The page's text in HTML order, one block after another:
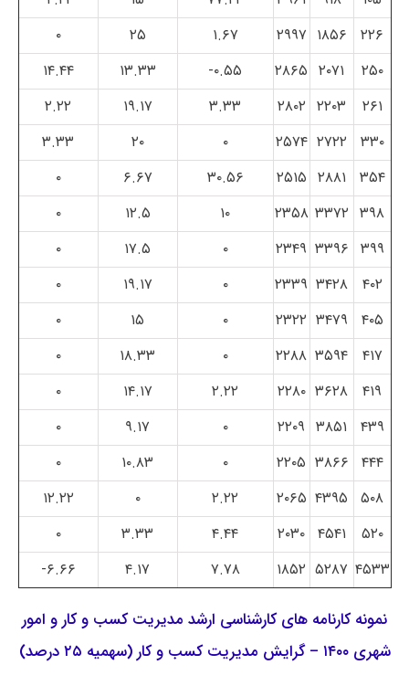
۲۲۶
۱۸۵۶ ۲۹۹۷ ۱.۶۷ ۲۵
۰
۲۵۰
۲۰۷۱ ۲۸۶۵ ۰.۵۵- ۱۳.۳۳
۱۴.۴۴
۲۶۱
۲۲۰۳ ۲۸۰۲ ۳.۳۳ ۱۹.۱۷
۲.۲۲
۳۳۰
۲۷۲۲ ۲۵۷۴ ۰ ۲۰
۳.۳۳
۳۵۴
۲۸۸۱ ۲۵۱۵ ۳۰.۵۶ ۶.۶۷
۰
۳۹۸ ۳۳۷۲ ۲۳۵۸ ۱۰ ۱۲.۵
۰
۳۹۹ ۳۳۹۶ ۲۳۴۹ ۰ ۱۷.۵
۰
۴۰۲
۳۴۲۸ ۲۳۳۹ ۰ ۱۹.۱۷
۰
۴۰۵
۳۴۷۹ ۲۳۲۲ ۰ ۱۵
۰
۴۱۷
۳۵۹۴ ۲۲۸۸ ۰ ۱۸.۳۳
۰
۴۱۹
۳۶۲۸ ۲۲۸۰ ۲.۲۲ ۱۴.۱۷
۰
۴۳۹
۳۸۵۱ ۲۲۰۹ ۰ ۹.۱۷
۰
۴۴۴ ۳۸۶۶ ۲۲۰۵ ۰ ۱۰.۸۳
۰
۵۰۸ ۴۳۹۵ ۲۰۶۵ ۲.۲۲ ۰
۱۲.۲۲
۵۲۰
۴۵۴۱ ۲۰۳۰ ۴.۴۴ ۳.۳۳
۰
۴۵۳۳ ۵۲۸۷ ۱۸۵۲ ۷.۷۸ ۴.۱۷ ۶.۶۶-
نمونه کارنامه های کارشناسی ارشد مدیریت کسب و کار و امور
شهری ۱۴۰۰ – گرایش مدیریت کسب و کار (سهمیه ۲۵ درصد)